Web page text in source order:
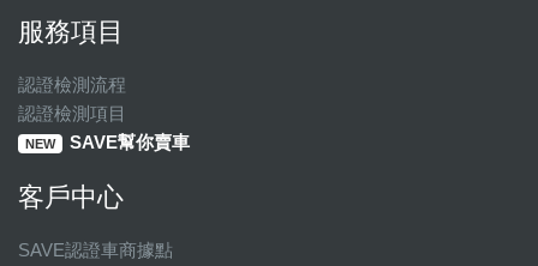
服務項目
認證檢測流程
認證檢測項目
NEW SAVE幫你賣車
客戶中心
SAVE認證車商據點